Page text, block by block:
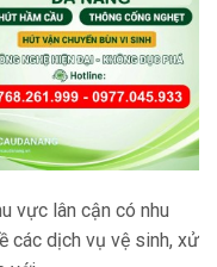
vực lân cận có nhu
các dịch vụ vệ sinh, xử